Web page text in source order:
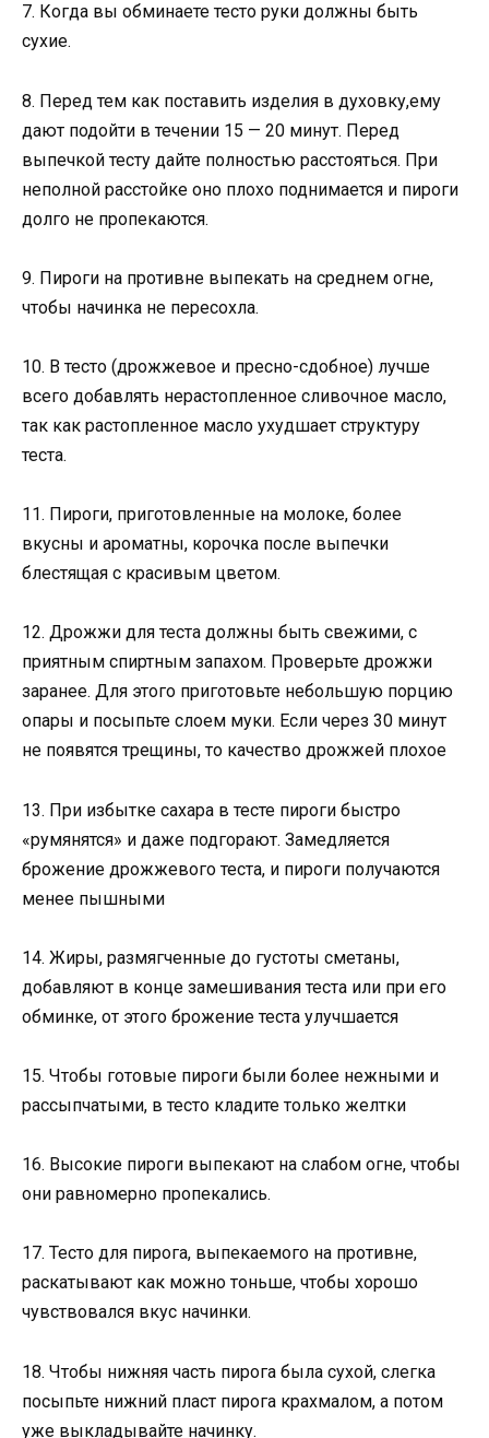
7. Когда вы обминаете тесто руки должны быть
сухие.
8. Перед тем как поставить изделия в духовку,ему
дают подойти в течении 15 — 20 минут. Перед
выпечкой тесту дайте полностью расстояться. При
неполной расстойке оно плохо поднимается и пироги
долго не пропекаются.
9. Пироги на противне выпекать на среднем огне,
чтобы начинка не пересохла.
10. В тесто (дрожжевое и пресно-сдобное) лучше
всего добавлять нерастопленное сливочное масло,
так как растопленное масло ухудшает структуру
теста.
11. Пироги, приготовленные на молоке, более
вкусны и ароматны, корочка после выпечки
блестящая с красивым цветом.
12. Дрожжи для теста должны быть свежими, с
приятным спиртным запахом. Проверьте дрожжи
заранее. Для этого приготовьте небольшую порцию
опары и посыпьте слоем муки. Если через 30 минут
не появятся трещины, то качество дрожжей плохое
13. При избытке сахара в тесте пироги быстро
«румянятся» и даже подгорают. Замедляется
брожение дрожжевого теста, и пироги получаются
менее пышными
14. Жиры, размягченные до густоты сметаны,
добавляют в конце замешивания теста или при его
обминке, от этого брожение теста улучшается
15. Чтобы готовые пироги были более нежными и
рассыпчатыми, в тесто кладите только желтки
16. Высокие пироги выпекают на слабом огне, чтобы
они равномерно пропекались.
17. Тесто для пирога, выпекаемого на противне,
раскатывают как можно тоньше, чтобы хорошо
чувствовался вкус начинки.
18. Чтобы нижняя часть пирога была сухой, слегка
посыпьте нижний пласт пирога крахмалом, а потом
уже выкладывайте начинку.